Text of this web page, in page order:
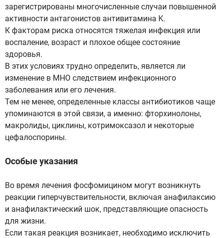
зарегистрированы многочисленные случаи повышенной
активности антагонистов антивитамина K.
К факторам риска относятся тяжелая инфекция или
воспаление, возраст и плохое общее состояние
здоровья.
В этих условиях трудно определить, является ли
изменение в МНО следствием инфекционного
заболевания или его лечения.
Тем не менее, определенные классы антибиотиков чаще
упоминаются в этой связи, а именно: фторхинолоны,
макролиды, циклины, котримоксазол и некоторые
цефалоспорины.
Особые указания
Во время лечения фосфомицином могут возникнуть
реакции гиперчувствительности, включая анафилаксию
и анафилактический шок, представляющие опасность
для жизни.
Если такая реакция возникает, необходимо исключить